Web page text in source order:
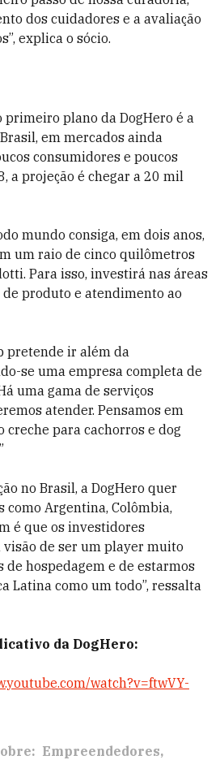
dos cuidadores e a avaliação
explica o sócio.
primeiro plano da DogHero é a
em mercados ainda
consumidores e poucos
a projeção é chegar a 20 mil
mundo consiga, em dois anos,
um raio de cinco quilômetros
Para isso, investirá nas áreas
produto e atendimento ao
pretende ir além da
se uma empresa completa de
uma gama de serviços
atender. Pensamos em
creche para cachorros e dog
no Brasil, a DogHero quer
como Argentina, Colômbia,
é que os investidores
de ser um player muito
de hospedagem e de estarmos
Latina como um todo”, ressalta
da DogHero:
watch?v=ftwVY-
Empreendedores